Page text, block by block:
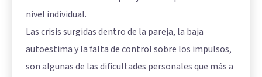
nivel individual.
Las crisis surgidas dentro de la pareja, la baja
autoestima y la falta de control sobre los impulsos,
son algunas de las dificultades personales que más a